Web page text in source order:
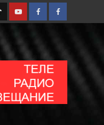
YoutubeFB1 FB2